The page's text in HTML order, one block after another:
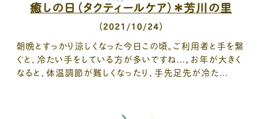
癒しの日（タクティールケア）＊芳川の里
（2021/10/24）
朝晩とすっかり涼しくなった今日この頃。ご利用者と手を繋
ぐと、冷たい手をしている方が多いですね...。お年が大きく
なると、体温調節が難しくなったり、手先足先が冷た...